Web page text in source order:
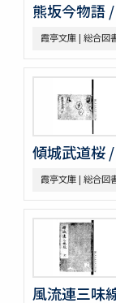
熊坂今物語
霞亭文庫 | 総合図
傾城武道桜
霞亭文庫 | 総合図
風流連三味